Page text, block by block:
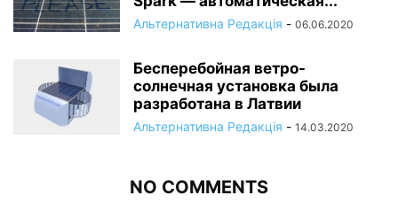
Альтернативна Редакція - 06.06.2020
Бесперебойная ветро-
солнечная установка была
разработана в Латвии
Альтернативна Редакція - 14.03.2020
NO COMMENTS